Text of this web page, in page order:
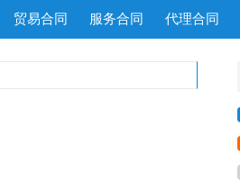
贸易合同 服务合同 代理合同